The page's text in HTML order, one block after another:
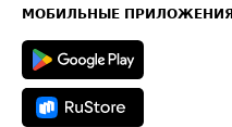
Техническая информация
МОБИЛЬНЫЕ ПРИЛОЖЕНИЯ